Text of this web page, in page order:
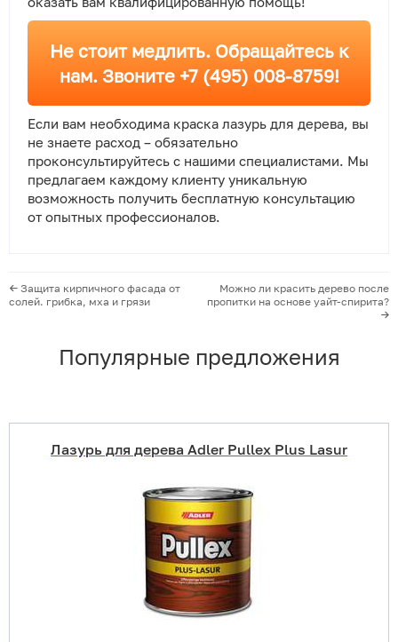
Не стоит медлить. Обращайтесь к
нам. Звоните +7 (495) 008-8759!
Если вам необходима краска лазурь для дерева, вы
не знаете расход – обязательно
проконсультируйтесь с нашими специалистами. Мы
предлагаем каждому клиенту уникальную
возможность получить бесплатную консультацию
от опытных профессионалов.
Защита кирпичного фасада от
солей. грибка, мха и грязи
Можно ли красить дерево после
пропитки на основе уайт-спирита?
Популярные предложения
Лазурь для дерева Adler Pullex Plus Lasur
В корзину
Подробнее